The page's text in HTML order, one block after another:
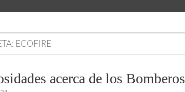
ECOFIRE
acerca de los Bomberos